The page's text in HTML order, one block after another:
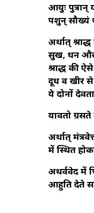
आयुः पुत्रान्
पशुन् सौख्यं
अर्थात्
सुख, धन और
श्राद्ध की
दूध व खीर से
ये दोनों
यावतो ग्रसते
अर्थात्
में स्थित
अथर्ववेद में
आहुति देते